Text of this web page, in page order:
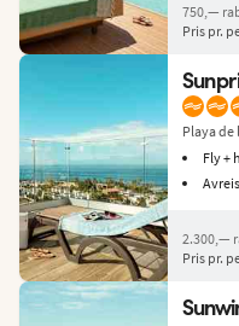
750,—
Pris pr.
Playa de
Fly +
2.300,—
Pris pr.